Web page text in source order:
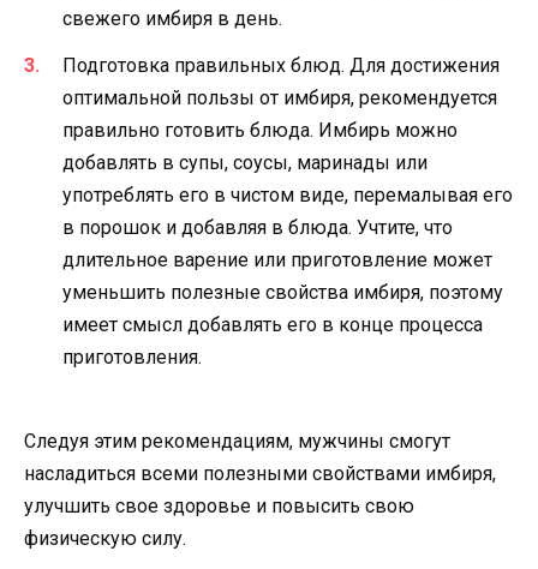
свежего имбиря в день.
Подготовка правильных блюд. Для достижения
оптимальной пользы от имбиря, рекомендуется
правильно готовить блюда. Имбирь можно
добавлять в супы, соусы, маринады или
употреблять его в чистом виде, перемалывая его
в порошок и добавляя в блюда. Учтите, что
длительное варение или приготовление может
уменьшить полезные свойства имбиря, поэтому
имеет смысл добавлять его в конце процесса
приготовления.
Следуя этим рекомендациям, мужчины смогут
насладиться всеми полезными свойствами имбиря,
улучшить свое здоровье и повысить свою
физическую силу.